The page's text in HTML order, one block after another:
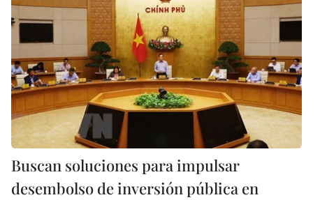
Buscan soluciones para impulsar
desembolso de inversión pública en